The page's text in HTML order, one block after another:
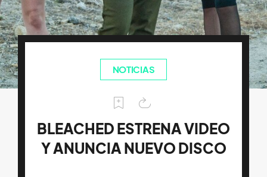
NOTICIAS
BLEACHED ESTRENA VIDEO
Y ANUNCIA NUEVO DISCO